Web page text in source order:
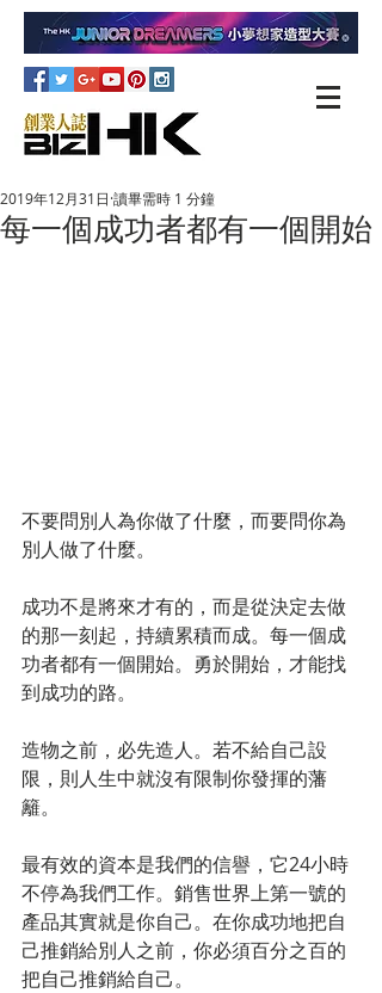
每一個成功者都有一個開始
2019年12月31日 讀畢需時 1 分鐘
不要問別人為你做了什麼，而要問你為
別人做了什麼。
成功不是將來才有的，而是從決定去做
的那一刻起，持續累積而成。每一個成
功者都有一個開始。勇於開始，才能找
到成功的路。
造物之前，必先造人。若不給自己設
限，則人生中就沒有限制你發揮的藩
籬。
最有效的資本是我們的信譽，它24小時
不停為我們工作。銷售世界上第一號的
產品其實就是你自己。在你成功地把自
己推銷給別人之前，你必須百分之百的
把自己推銷給自己。